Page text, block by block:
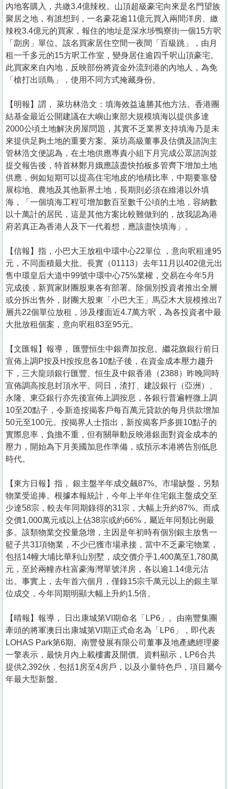
內地客購入，共繳3.4億辣稅。山頂超級豪宅向來是名門望族
聚居之地，有誰想到，一名豪花逾11億元買入兩間洋房、繳
辣稅3.4億元的買家，報住的地址是深水埗鴨寮街一個15方呎
「劏房」單位。該名買家居住空間一夜間「百級跳」，由月
租一千多元的15方呎工作室，變身居住逾四千呎山頂豪宅。
此買家來自內地，反映部份將資金外流到港的內地人，為免
「槍打出頭鳥」，使用不同方式掩藏身份。
【明報】謂， 萊坊林浩文：填海效益遠勝其他方法。香港團
結基金最近公開建議在大嶼山東部大規模填海以提供多達
2000公頃土地解決房屋問題，其實不乏業界支持填海乃是未
來提供足夠土地的重要方案。萊坊高級董事及估價及諮詢主
管林浩文便認為，在土地供應專責小組下月完成公眾諮詢並
提交報告後，特首林鄭月娥應該盡快拍板多管齊下增加土地
供應，例如短期可以提高住宅地皮的地積比率，中期要靠發
展棕地、農地及其他新界土地，長期則必須在維港以外填
海，「一個填海工程可增加數百至數千公頃的土地，容納數
以十萬計的居民，這是其他方案比較難做到的，故我認為港
府若真正為香港人及下一代着想，應該盡快填海」。
【信報】指，小巴大王放租中環中心22單位 ，意向呎租達95
元，不同面積最大批。長實（01113）去年11月以402億元出
售中環皇后大道中99號中環中心75%業權，交易在今年5月
完成後，新買家財團股東各有部署。除個別投資者推出全層
或分拆出售外，財團大股東「小巴大王」馬亞木大規模推出7
層共22個單位放租，涉及樓面近4.7萬方呎，為各投資者中最
大批放租個案，意向呎租83至95元。
【文匯報】報導， 匯豐恒生中銀齊加按息。繼花旗銀行前日
宣佈上調P按及H按按息各10點子後，在資金成本壓力趨升
下，三大龍頭銀行匯豐、恒生及中銀香港（2388）昨晚同時
宣佈調高按息封頂水平。同日，渣打、建設銀行（亞洲）、
永隆、東亞銀行亦先後宣佈上調按息，各銀行普遍輕微上調
10至20點子，令新造按揭客戶每百萬元貸款的每月供款增加
50元至100元。按揭界人士指出，新按揭客戶多捱10點子的
實際息率，負擔不重，但有關舉動反映港銀面對資金成本的
壓力，開始為下月美國加息作準備，或預示本港將告別低息
時代。
【東方日報】指， 銀主盤半年成交飆87%。市場缺盤，另類
物業受追捧。根據本報統計，今年上半年住宅銀主盤成交至
少達58宗，較去年同期錄得的31宗，大幅上升約87%。而成
交價1,000萬元或以上佔38宗或約66%，屬近年同類比例最
多。該類物業交投量急增，主因是年初時有個別銀主放售一
籃子共31項物業，不少已獲市場承接，當中不乏豪宅物業，
包括14幢大埔比華利山別墅，成交價介乎1,400萬至1,780萬
元，至於兩幢赤柱富豪海灣單號洋房，各以逾1.14億元沽
出。事實上，去年首六個月，僅錄15宗千萬元以上的銀主單
位成交，今年同期明顯大幅上升約1.5倍。
【晴報】報導， 日出康城第VI期命名「LP6」。由南豐集團
牽頭的將軍澳日出康城第VI期正式命名為「LP6」，即代表
LOHAS Park第6期。南豐發展有限公司董事及地產總經理麥
一擎表示，最快月內上載樓書及開價。資料顯示，LP6合共
提供2,392伙，包括1房至4房戶，以及小量特色戶，項目屬今
年最大型新盤。